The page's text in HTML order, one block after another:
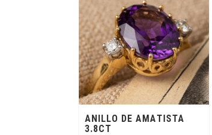
$1.010.000
se
en
ANILLO DE AMATISTA
3.8CT